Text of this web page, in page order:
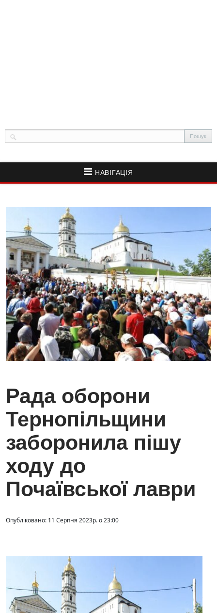
НАВІГАЦІЯ
Рада оборони
Тернопільщини
заборонила пішу
ходу до
Почаївської лаври
Опубліковано: 11 Серпня 2023р. о 23:00